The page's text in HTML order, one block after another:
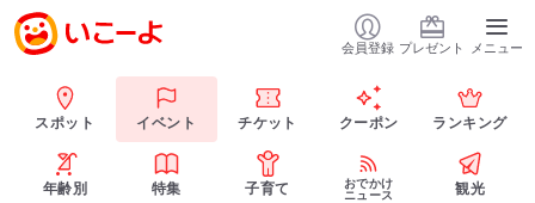
会員登録 プレゼント メニュー
スポット イベント チケット クーポン ランキング
年齢別 特集 子育て
おでかけ
ニュース
観光